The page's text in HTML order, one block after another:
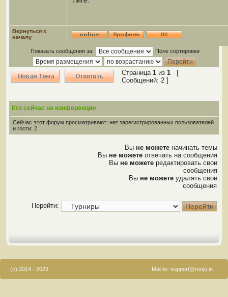
Вернуться к
началу
Показать сообщения за: Поле сортировки
Страница 1 из 1 [
Сообщений: 2 ]
Кто сейчас на конференции
Сейчас этот форум просматривают: нет зарегистрированных пользователей
и гости: 2
Вы не можете начинать темы
Вы не можете отвечать на сообщения
Вы не можете редактировать свои
сообщения
Вы не можете удалять свои
сообщения
Перейти:
(c) 2014 - 2023 Mail to: support@renju.in